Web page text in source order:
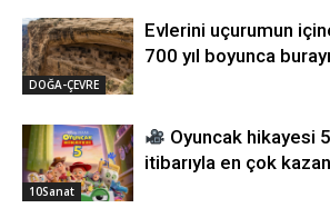
DOĞA-ÇEVRE
Evlerini uçurumun
700 yıl boyunca
10Sanat
Oyuncak hikayesi
itibarıyla en çok